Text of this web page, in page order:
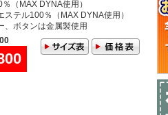
（MAX DYNA使用）
ステル100％（MAX DYNA使用）
、ボタンは金属製使用